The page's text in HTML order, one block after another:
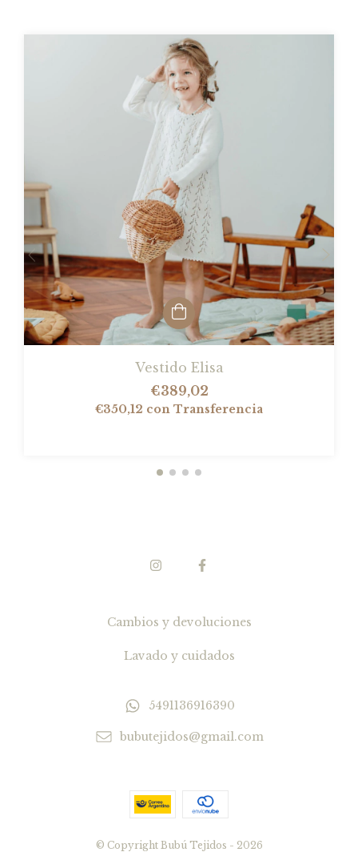
Vestido Elisa
€389,02
€350,12 con Transferencia
Cambios y devoluciones
Lavado y cuidados
5491136916390
bubutejidos@gmail.com
© Copyright Bubú Tejidos - 2026